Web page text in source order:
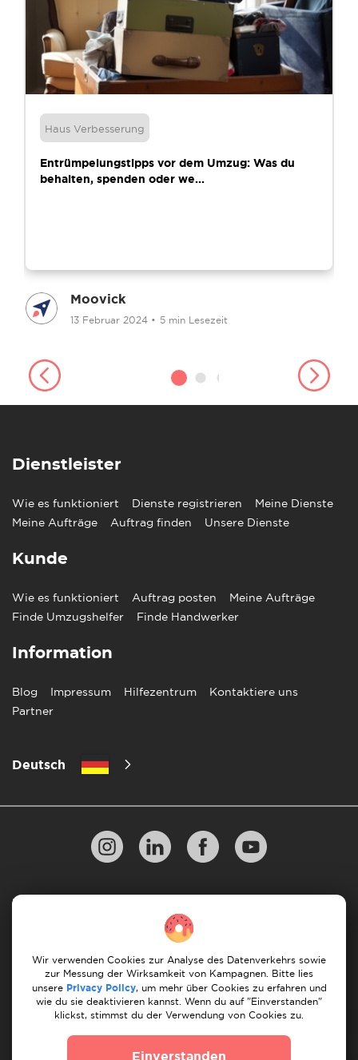
Haus Verbesserung
Entrümpelungstipps vor dem Umzug: Was du
behalten, spenden oder we...
Moovick
13 Februar 2024 • 5 min Lesezeit
Dienstleister
Wie es funktioniert Dienste registrieren
Meine Dienste
Meine Aufträge
Auftrag finden Unsere Dienste
Kunde
Wie es funktioniert Auftrag posten
Meine Aufträge
Finde Umzugshelfer
Finde Handwerker
Information
Blog Impressum Hilfezentrum
Kontaktiere uns
Partner
Deutsch
Datenschutzbestimmungen
10 Regeln für einen erfolgreichen Umzug
Zahlungsrichtlinien Bedingungen & Konditionen
Stornierung & Rückerstattung
Wir verwenden Cookies zur Analyse des Datenverkehrs sowie
zur Messung der Wirksamkeit von Kampagnen. Bitte lies
unsere Privacy Policy, um mehr über Cookies zu erfahren und
wie du sie deaktivieren kannst. Wenn du auf "Einverstanden"
klickst, stimmst du der Verwendung von Cookies zu.
Einverstanden